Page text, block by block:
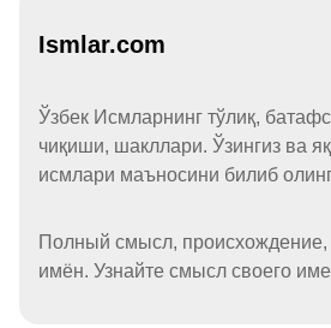
Ismlar.com
Ўзбек Исмларнинг тўлиқ,
чиқиши, шакллари. Ўзингиз ва
исмлари маъносини билиб
Полный смысл,
имён. Узнайте смысл своего